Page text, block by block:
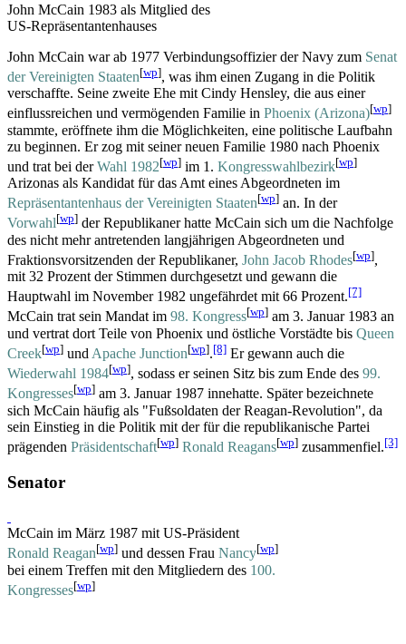
John McCain 1983 als Mitglied des
US-Repräsentantenhauses
John McCain war ab 1977 Verbindungsoffizier der Navy zum Senat
der Vereinigten Staaten[wp], was ihm einen Zugang in die Politik
verschaffte. Seine zweite Ehe mit Cindy Hensley, die aus einer
einflussreichen und vermögenden Familie in Phoenix (Arizona)[wp]
stammte, eröffnete ihm die Möglichkeiten, eine politische Laufbahn
zu beginnen. Er zog mit seiner neuen Familie 1980 nach Phoenix
und trat bei derWahl 1982[wp] im 1. Kongresswahlbezirk[wp]
Arizonas als Kandidat für das Amt eines Abgeordneten im
Repräsentantenhaus der Vereinigten Staaten[wp] an. In der
Vorwahl[wp] der Republikaner hatte McCain sich um die Nachfolge
des nicht mehr antretenden langjährigen Abgeordneten und
Fraktions­vorsitzenden der Republikaner, John Jacob Rhodes[wp],
mit 32 Prozent der Stimmen durchgesetzt und gewann die
Hauptwahl im November 1982 ungefährdet mit 66 Prozent.[7]
McCain trat sein Mandat im 98. Kongress[wp] am 3. Januar 1983 an
und vertrat dort Teile von Phoenix und östliche Vorstädte bis Queen
Creek[wp] und Apache Junction[wp].[8] Er gewann auch die
Wiederwahl 1984[wp], sodass er seinen Sitz bis zum Ende des 99.
Kongresses[wp] am 3. Januar 1987 innehatte. Später bezeichnete
sich McCain häufig als "Fußsoldaten der Reagan-Revolution", da
sein Einstieg in die Politik mit der für die republikanische Partei
prägenden Präsidentschaft[wp] Ronald Reagans[wp] zusammenfiel.[3]
Senator
McCain im März 1987 mit US-Präsident
Ronald Reagan[wp] und dessen Frau Nancy[wp]
bei einem Treffen mit den Mitgliedern des 100.
Kongresses[wp]